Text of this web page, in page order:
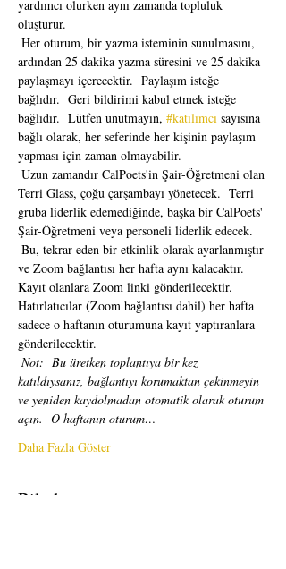
yardımcı olurken aynı zamanda topluluk
oluşturur.
ardından 25 dakika yazma süresini ve 25 dakika
paylaşmayı içerecektir.  Paylaşım isteğe
bağlıdır.  Geri bildirimi kabul etmek isteğe
bağlıdır.  Lütfen unutmayın, #katılımcı sayısına
bağlı olarak, her seferinde her kişinin paylaşım
yapması için zaman olmayabilir.
Terri Glass, çoğu çarşambayı yönetecek.  Terri
gruba liderlik edemediğinde, başka bir CalPoets'
Şair-Öğretmeni veya personeli liderlik edecek.
ve Zoom bağlantısı her hafta aynı kalacaktır.
Kayıt olanlara Zoom linki gönderilecektir.
Hatırlatıcılar (Zoom bağlantısı dahil) her hafta
sadece o haftanın oturumuna kayıt yaptıranlara
gönderilecektir.
Not: Bu üretken toplantıya bir kez
katıldıysanız, bağlantıyı korumaktan çekinmeyin
ve yeniden kaydolmadan otomatik olarak oturum
açın. O haftanın oturum…
Daha Fazla Göster
Biletler